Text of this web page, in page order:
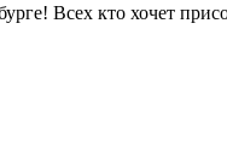
Всех кто хочет